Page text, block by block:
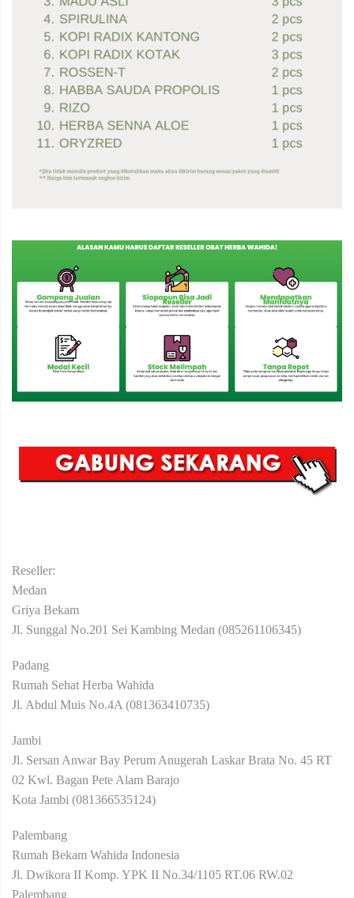
Reseller:
Medan
Griya Bekam
Jl. Sunggal No.201 Sei Kambing Medan (085261106345)
Padang
Rumah Sehat Herba Wahida
Jl. Abdul Muis No.4A (081363410735)
Jambi
Jl. Sersan Anwar Bay Perum Anugerah Laskar Brata No. 45 RT
02 Kwl. Bagan Pete Alam Barajo
Kota Jambi (081366535124)
Palembang
Rumah Bekam Wahida Indonesia
Jl. Dwikora II Komp. YPK II No.34/1105 RT.06 RW.02
Palembang